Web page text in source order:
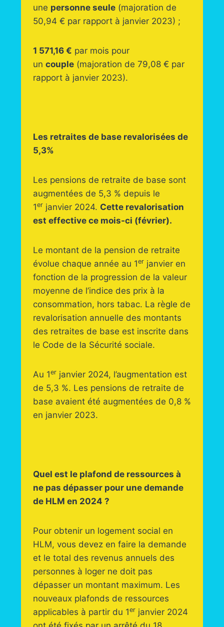
une personne seule(majoration de
50,94 € par rapport à janvier 2023) ;
1 571,16 € par mois pour
un couple(majoration de 79,08 € par
rapport à janvier 2023).
Les retraites de base revalorisées de
5,3%
Les pensions de retraite de base sont
augmentées de 5,3 % depuis le
1erjanvier 2024. Cette revalorisation
est effective ce mois-ci (février).
Le montant de la pension de retraite
évolue chaque année au 1erjanvier en
fonction de la progression de la valeur
moyenne de l’indice des prix à la
consommation, hors tabac. La règle de
revalorisation annuelle des montants
des retraites de base est inscrite dans
le Code de la Sécurité sociale.
Au 1erjanvier 2024, l’augmentation est
de 5,3 %. Les pensions de retraite de
base avaient été augmentées de 0,8 %
en janvier 2023.
Quel est le plafond de ressources à
ne pas dépasser pour une demande
de HLM en 2024 ?
Pour obtenir un logement social en
HLM, vous devez en faire la demande
et le total des revenus annuels des
personnes à loger ne doit pas
dépasser un montant maximum. Les
nouveaux plafonds de ressources
applicables à partir du 1erjanvier 2024